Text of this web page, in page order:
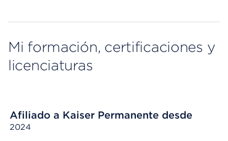
Mi formación, certificaciones y
licenciaturas
Afiliado a Kaiser Permanente desde
2024